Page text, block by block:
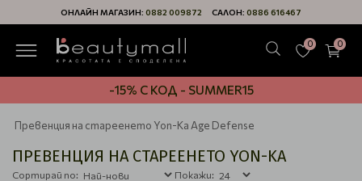
ОНЛАЙН МАГАЗИН: 0882 009872 САЛОН: 0886 616467
0 0
-15% С КОД - SUMMER15
Превенция на стареенето Yon-Ka Age Defense
ПРЕВЕНЦИЯ НА СТАРЕЕНЕТО YON-KA
Сортирай по: Покажи: